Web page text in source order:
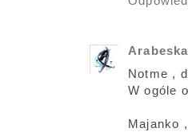
Notme ,
W ogóle
Majanko